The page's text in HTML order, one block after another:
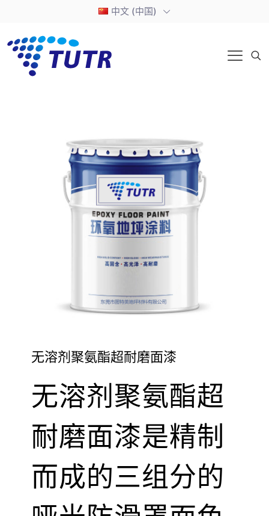
中文 (中国)
无溶剂聚氨酯超耐磨面漆
无溶剂聚氨酯超
耐磨面漆是精制
而成的三组分的